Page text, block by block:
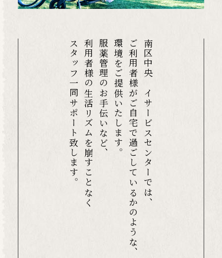
南区中央デイサービスセンターでは、
ご利用者様がご自宅で過ごしているかのような、
環境をご提供いたします。
服薬管理のお手伝いなど、
利用者様の生活リズムを崩すことなく
スタッフ一同サポート致します。